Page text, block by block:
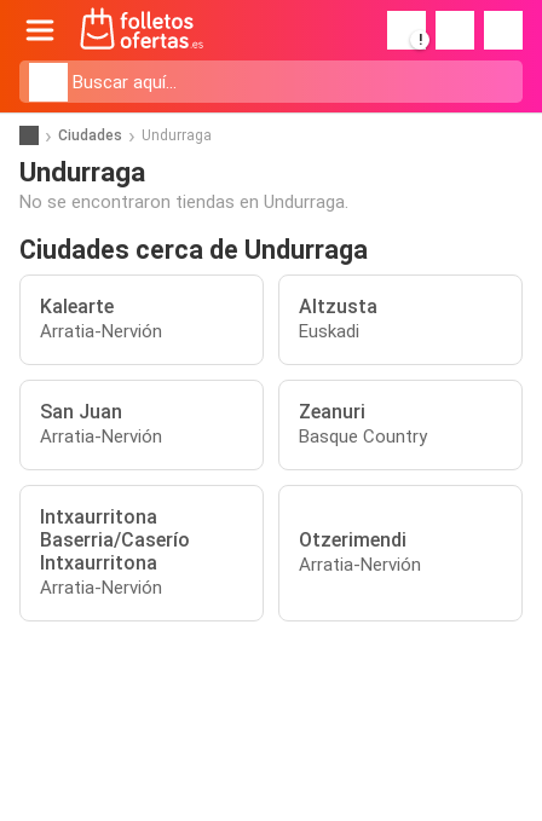
!
Ciudades Undurraga
Undurraga
No se encontraron tiendas en Undurraga.
Ciudades cerca de Undurraga
Kalearte
Arratia-Nervión
Altzusta
Euskadi
San Juan
Arratia-Nervión
Zeanuri
Basque Country
Intxaurritona
Baserria/Caserío
Intxaurritona
Arratia-Nervión
Otzerimendi
Arratia-Nervión